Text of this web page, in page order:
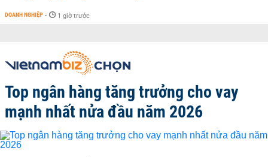
DOANH NGHIỆP - 1 giờ trước
Top ngân hàng tăng trưởng cho vay
mạnh nhất nửa đầu năm 2026